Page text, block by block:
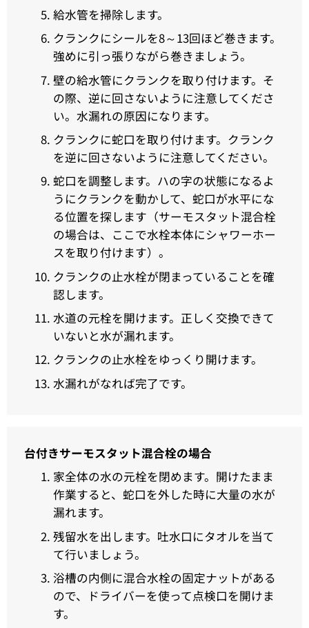
給水管を掃除します。
クランクにシールを8～13回ほど巻きます。
強めに引っ張りながら巻きましょう。
壁の給水管にクランクを取り付けます。そ
の際、逆に回さないように注意してくださ
い。水漏れの原因になります。
クランクに蛇口を取り付けます。クランク
を逆に回さないように注意してください。
蛇口を調整します。ハの字の状態になるよ
うにクランクを動かして、蛇口が水平にな
る位置を探します（サーモスタット混合栓
の場合は、ここで水栓本体にシャワーホー
スを取り付けます）。
クランクの止水栓が閉まっていることを確
認します。
水道の元栓を開けます。正しく交換できて
いないと水が漏れます。
クランクの止水栓をゆっくり開けます。
水漏れがなれば完了です。
台付きサーモスタット混合栓の場合
家全体の水の元栓を閉めます。開けたまま
作業すると、蛇口を外した時に大量の水が
漏れます。
残留水を出します。吐水口にタオルを当て
て行いましょう。
浴槽の内側に混合水栓の固定ナットがある
ので、ドライバーを使って点検口を開けま
す。